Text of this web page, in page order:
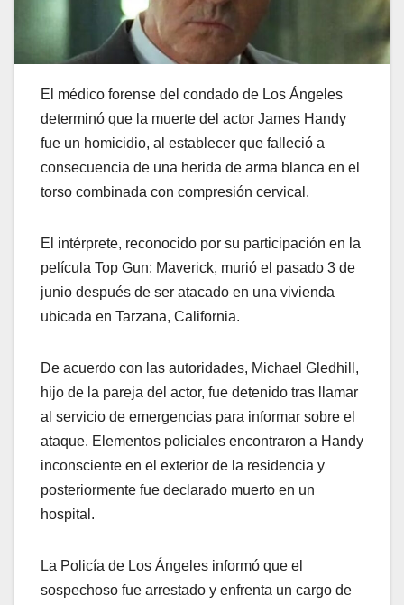
El médico forense del condado de Los Ángeles
determinó que la muerte del actor James Handy
fue un homicidio, al establecer que falleció a
consecuencia de una herida de arma blanca en el
torso combinada con compresión cervical.
El intérprete, reconocido por su participación en la
película Top Gun: Maverick, murió el pasado 3 de
junio después de ser atacado en una vivienda
ubicada en Tarzana, California.
De acuerdo con las autoridades, Michael Gledhill,
hijo de la pareja del actor, fue detenido tras llamar
al servicio de emergencias para informar sobre el
ataque. Elementos policiales encontraron a Handy
inconsciente en el exterior de la residencia y
posteriormente fue declarado muerto en un
hospital.
La Policía de Los Ángeles informó que el
sospechoso fue arrestado y enfrenta un cargo de